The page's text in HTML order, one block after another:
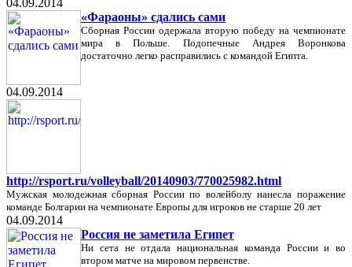
04.09.2014
«Фараоны» сдались сами
Сборная России одержала вторую победу на чемпионате
мира в Польше. Подопечные Андрея Воронкова
достаточно легко расправились с командой Египта.
04.09.2014
http://rsport.ru/volleyball/20140903/770025982.html
Мужская молодежная сборная России по волейболу нанесла поражение
команде Болгарии на чемпионате Европы для игроков не старше 20 лет
04.09.2014
Россия не заметила Египет
Ни сета не отдала национальная команда России и во
втором матче на мировом первенстве.